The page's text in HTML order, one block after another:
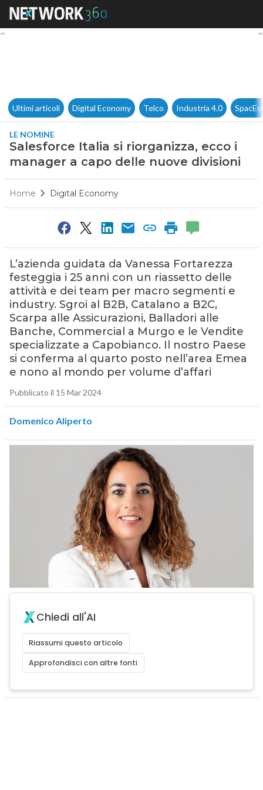
Salesforce Italia si
Ultimi articoli Digital Economy Telco Industria 4.0
LE NOMINE
Salesforce Italia si riorganizza, ecco i
manager a capo delle nuove divisioni
Home Digital Economy
L’azienda guidata da Vanessa Fortarezza
festeggia i 25 anni con un riassetto delle
attività e dei team per macro segmenti e
industry. Sgroi al B2B, Catalano a B2C,
Scarpa alle Assicurazioni, Balladori alle
Banche, Commercial a Murgo e le Vendite
specializzate a Capobianco. Il nostro Paese
si conferma al quarto posto nell’area Emea
e nono al mondo per volume d’affari
Pubblicato il 15 Mar 2024
Domenico Aliperto
Chiedi all'AI
Riassumi questo articolo
Approfondisci con altre fonti